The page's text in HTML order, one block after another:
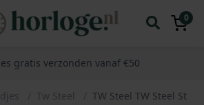
0
gratis verzonden vanaf €50
Tw Steel TW Steel TW Steel